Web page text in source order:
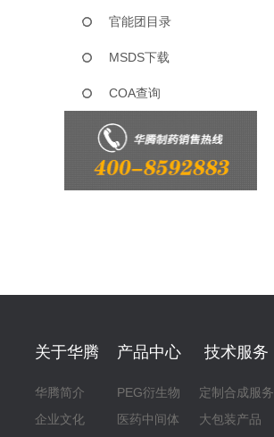
官能团目录
MSDS下载
COA查询
关于华腾
华腾简介
企业文化
产品中心
PEG衍生物
医药中间体
技术服务
定制合成服务
大包装产品